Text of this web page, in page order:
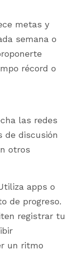
metas y
semana o
récord o
las redes
de discusión
otros
apps o
de progreso.
registrar tu
un ritmo